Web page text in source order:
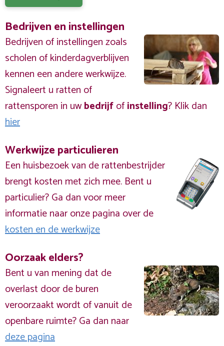
Bedrijven en instellingen
Bedrijven of instellingen zoals
scholen of kinderdagverblijven
kennen een andere werkwijze.
Signaleert u ratten of
rattensporen in uwbedrijfofinstelling? Klik dan
hier
Werkwijze particulieren
Een huisbezoek van de rattenbestrijder
brengt kosten met zich mee. Bent u
particulier? Ga dan voor meer
informatie naar onze pagina over de
kosten en de werkwijze
Oorzaak elders?
Bent u van mening dat de
overlast door de buren
veroorzaakt wordt of vanuit de
openbare ruimte? Ga dan naar
deze pagina